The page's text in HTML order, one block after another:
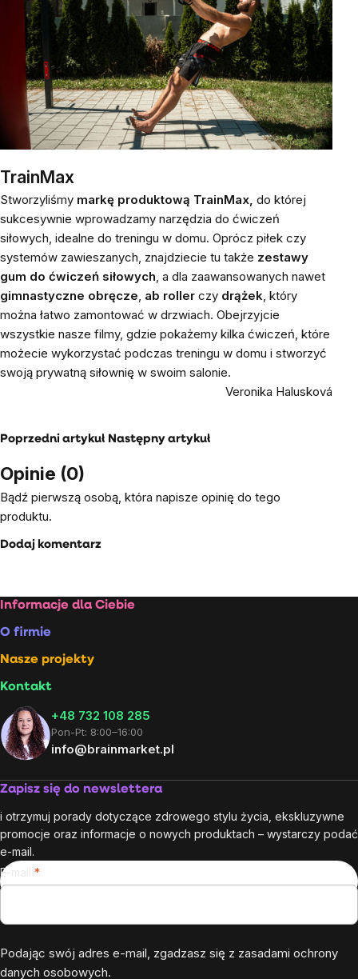
TrainMax
Stworzyliśmy markę produktową TrainMax, do której
sukcesywnie wprowadzamy narzędzia do ćwiczeń
siłowych, idealne do treningu w domu. Oprócz piłek czy
systemów zawieszanych, znajdziecie tu także zestawy
gum do ćwiczeń siłowych, a dla zaawansowanych nawet
gimnastyczne obręcze, ab roller czy drążek, który
można łatwo zamontować w drzwiach. Obejrzyjcie
wszystkie nasze filmy, gdzie pokażemy kilka ćwiczeń, które
możecie wykorzystać podczas treningu w domu i stworzyć
swoją prywatną siłownię w swoim salonie.
Veronika Halusková
Poprzedni artykuł Następny artykuł
Opinie (0)
Bądź pierwszą osobą, która napisze opinię do tego
produktu.
Dodaj komentarz
Stopka
Informacje dla Ciebie
O firmie
Nasze projekty
Kontakt
+48 732 108 285
Pon-Pt: 8:00–16:00
info@brainmarket.pl
Zapisz się do newslettera
i otrzymuj porady dotyczące zdrowego stylu życia, ekskluzywne
promocje oraz informacje o nowych produktach – wystarczy podać
e-mail.
E-mail
Podając swój adres e-mail, zgadzasz się z zasadami ochrony
danych osobowych.